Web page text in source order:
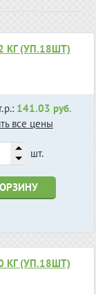
КГ (УП.18ШТ)
141.03 руб.
все цены
шт.
КГ (УП.18ШТ)